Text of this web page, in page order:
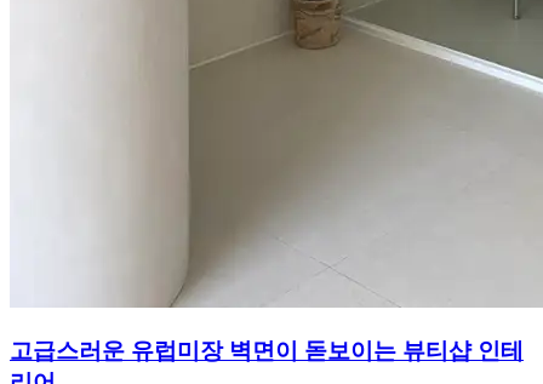
고급스러운 유럽미장 벽면이 돋보이는 뷰티샵 인테